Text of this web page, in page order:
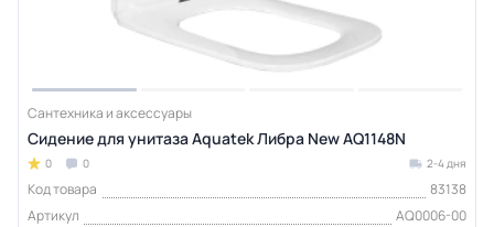
Сантехника и аксессуары
Сидение для унитаза Aquatek Либра New AQ1148N
0 0 2-4 дня
Код товара
83138
Артикул
AQ0006-00